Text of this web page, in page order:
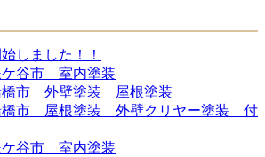
しました！！
ケ谷市 室内塗装
橋市 外壁塗装 屋根塗装
橋市 屋根塗装 外壁クリヤー塗装 付
ケ谷市 室内塗装